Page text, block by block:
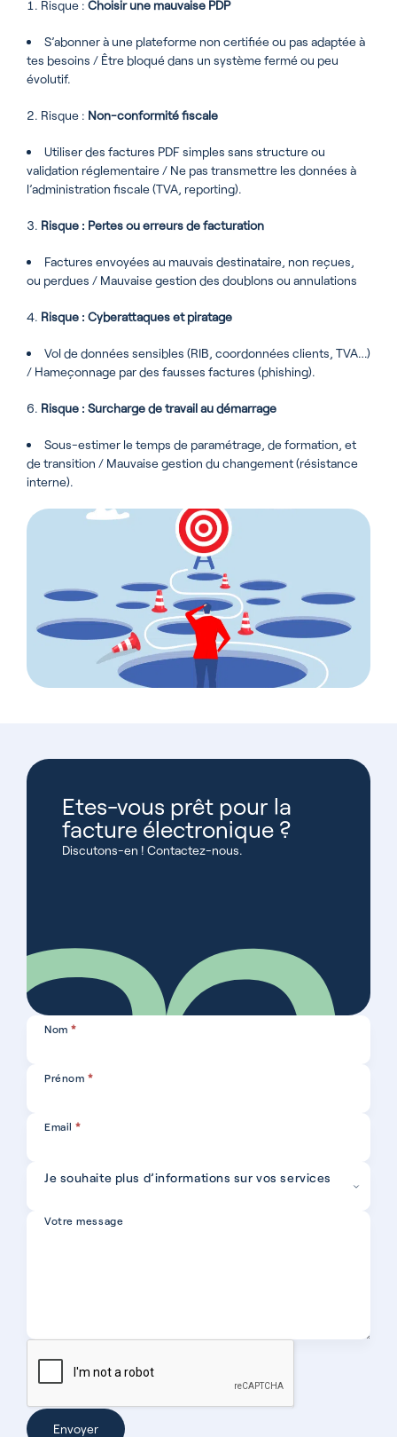
Risque : Choisir une mauvaise PDP
S’abonner à une plateforme non certifiée ou pas adaptée à
tes besoins / Être bloqué dans un système fermé ou peu
évolutif.
Risque : Non-conformité fiscale
Utiliser des factures PDF simples sans structure ou
validation réglementaire / Ne pas transmettre les données à
l’administration fiscale (TVA, reporting).
Risque : Pertes ou erreurs de facturation
Factures envoyées au mauvais destinataire, non reçues,
ou perdues / Mauvaise gestion des doublons ou annulations
Risque : Cyberattaques et piratage
Vol de données sensibles (RIB, coordonnées clients, TVA…)
/ Hameçonnage par des fausses factures (phishing).
Risque : Surcharge de travail au démarrage
Sous-estimer le temps de paramétrage, de formation, et
de transition / Mauvaise gestion du changement (résistance
interne).
Etes-vous prêt pour la
facture électronique ?
Discutons-en ! Contactez-nous.
Contact
Nom*
Prénom *
Email*
Sujet*
Je souhaite plus d’informations sur vos services
Votre message
Envoyer